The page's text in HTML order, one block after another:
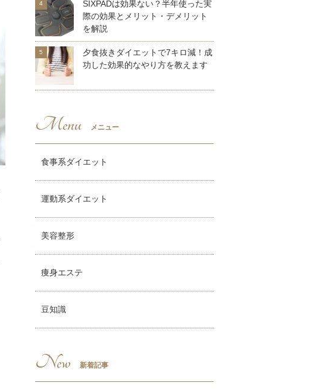
SIXPADは効果ない？半年使った実
際の効果とメリット・デメリット
を解説
夕食抜きダイエットで7キロ減！成
功した効果的なやり方を教えます
Menu メニュー
食事系ダイエット
運動系ダイエット
美容整形
痩身エステ
豆知識
New 新着記事